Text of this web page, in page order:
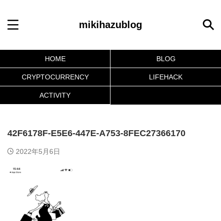
mikihazublog
HOME BLOG
CRYPTOCURRENCY LIFEHACK
ACTIVITY
42F6178F-E5E6-447E-A753-8FEC27366170
2022年5月6日